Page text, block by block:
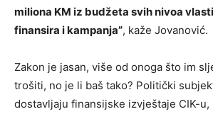
miliona KM iz budžeta svih nivoa
finansira i kampanja”, kaže Jovanović.
Zakon je jasan, više od onoga što im
trošiti, no je li baš tako? Politički
dostavljaju finansijske izvještaje CIK-u,